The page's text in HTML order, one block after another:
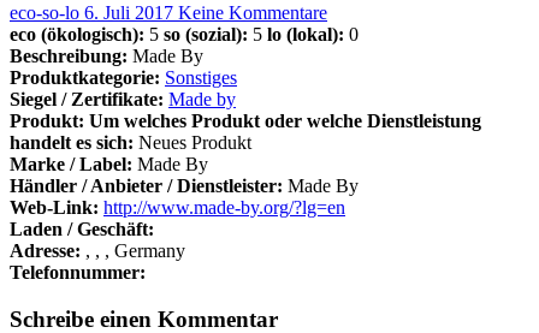
eco-so-lo 6. Juli 2017 Keine Kommentare
eco (ökologisch): 5 so (sozial): 5 lo (lokal): 0
Beschreibung: Made By
Produktkategorie: Sonstiges
Siegel / Zertifikate: Made by
Produkt: Um welches Produkt oder welche Dienstleistung
handelt es sich: Neues Produkt
Marke / Label: Made By
Händler / Anbieter / Dienstleister: Made By
Web-Link: http://www.made-by.org/?lg=en
Laden / Geschäft:
Adresse: , , , Germany
Telefonnummer:
Schreibe einen Kommentar